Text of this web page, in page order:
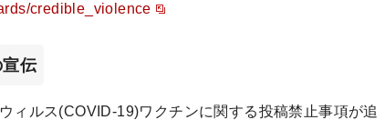
credible_violence
伝
ィルス(COVID-19)ワクチンに関する投稿禁止事項が追